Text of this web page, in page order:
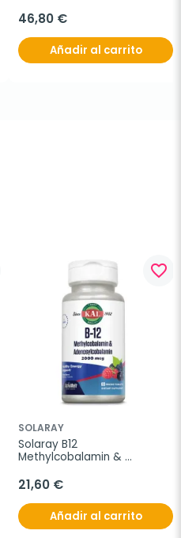
46,80 €
Añadir al carrito
favorite_border
SOLARAY
Solaray B12
Methylcobalamin &
2000mg
21,60 €
Añadir al carrito